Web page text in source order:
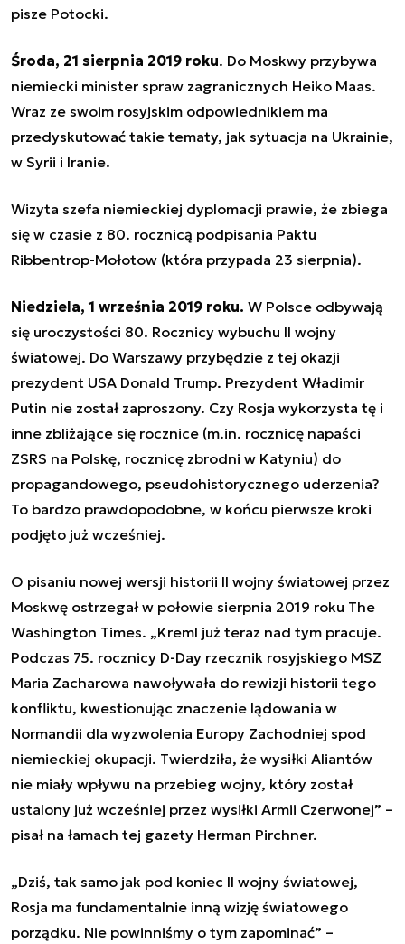
pisze Potocki.
Środa, 21 sierpnia 2019 roku. Do Moskwy przybywa
niemiecki minister spraw zagranicznych Heiko Maas.
Wraz ze swoim rosyjskim odpowiednikiem ma
przedyskutować takie tematy, jak sytuacja na Ukrainie,
w Syrii i Iranie.
Wizyta szefa niemieckiej dyplomacji prawie, że zbiega
się w czasie z 80. rocznicą podpisania Paktu
Ribbentrop-Mołotow (która przypada 23 sierpnia).
Niedziela, 1 września 2019 roku. W Polsce odbywają
się uroczystości 80. Rocznicy wybuchu II wojny
światowej. Do Warszawy przybędzie z tej okazji
prezydent USA Donald Trump. Prezydent Władimir
Putin nie został zaproszony. Czy Rosja wykorzysta tę i
inne zbliżające się rocznice (m.in. rocznicę napaści
ZSRS na Polskę, rocznicę zbrodni w Katyniu) do
propagandowego, pseudohistorycznego uderzenia?
To bardzo prawdopodobne, w końcu pierwsze kroki
podjęto już wcześniej.
O pisaniu nowej wersji historii II wojny światowej przez
Moskwę ostrzegał w połowie sierpnia 2019 roku The
Washington Times. „Kreml już teraz nad tym pracuje.
Podczas 75. rocznicy D-Day rzecznik rosyjskiego MSZ
Maria Zacharowa nawoływała do rewizji historii tego
konfliktu, kwestionując znaczenie lądowania w
Normandii dla wyzwolenia Europy Zachodniej spod
niemieckiej okupacji. Twierdziła, że wysiłki Aliantów
nie miały wpływu na przebieg wojny, który został
ustalony już wcześniej przez wysiłki Armii Czerwonej” –
pisał na łamach tej gazety Herman Pirchner.
„Dziś, tak samo jak pod koniec II wojny światowej,
Rosja ma fundamentalnie inną wizję światowego
porządku. Nie powinniśmy o tym zapominać” –